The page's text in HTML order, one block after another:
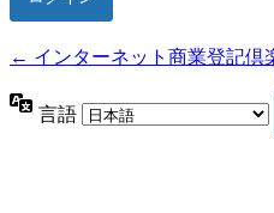
← インターネット商業登記倶
言語